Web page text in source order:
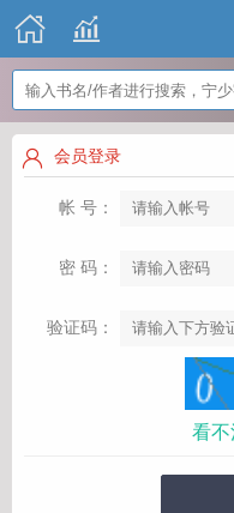
会员登录
帐 号：
密 码：
验证码：
看